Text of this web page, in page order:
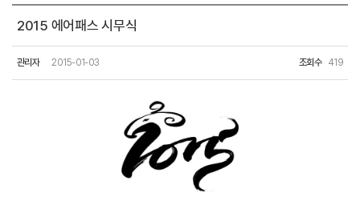
2015 에어패스 시무식
관리자 2015-01-03 조회수 419